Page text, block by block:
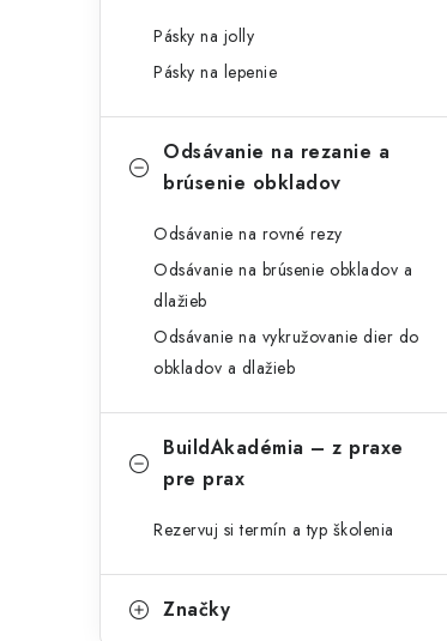
Pásky na jolly
Pásky na lepenie
Odsávanie na rezanie a
brúsenie obkladov
Odsávanie na rovné rezy
Odsávanie na brúsenie obkladov a
dlažieb
Odsávanie na vykružovanie dier do
obkladov a dlažieb
BuildAkadémia – z praxe
pre prax
Rezervuj si termín a typ školenia
Značky